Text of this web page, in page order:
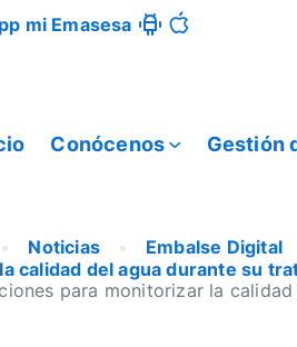
mi Emasesa
Conócenos Gestión
Noticias Embalse Digital
calidad del agua durante su
para monitorizar la